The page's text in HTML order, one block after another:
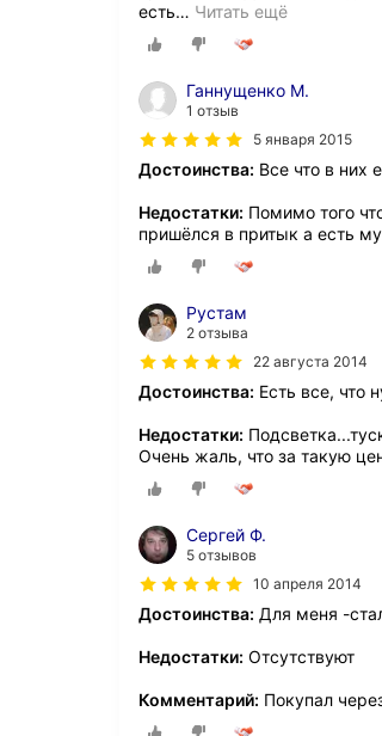
есть… Читать ещё
Ганнущенко М.
1 отзыв
5 января 2015
Достоинства: Все что в них
Недостатки: Помимо того
пришёлся в притык а есть
Рустам
2 отзыва
22 августа 2014
Достоинства: Есть все, что
Недостатки:
Очень жаль, что за такую
Сергей Ф.
5 отзывов
10 апреля 2014
Достоинства: Для меня -
Недостатки: Отсутствуют
Комментарий: Покупал